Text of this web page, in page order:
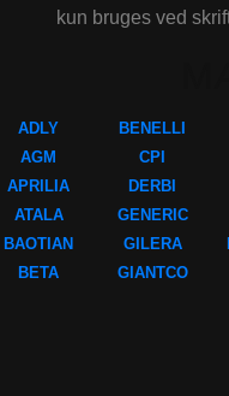
kun bruges ved
ADLY
AGM
APRILIA
ATALA
BAOTIAN
BETA
BENELLI
CPI
DERBI
GENERIC
GILERA
GIANTCO